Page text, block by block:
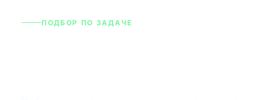
ПОДБОР ПО ЗАДАЧЕ